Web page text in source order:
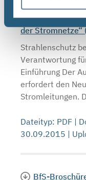
BfS-
der Stromnetze“
Strahlenschutz
Verantwortung
Einführung Der
erfordert den
Stromleitungen.
Dateityp: PDF |
30.09.2015 |
BfS-